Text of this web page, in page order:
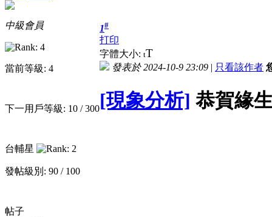
中級會員
當前等級: 4
下一用戶等級: 10 / 300
台輔星
發帖級別: 90 / 100
帖子
1#
打印
字體大小: tT
發表於 2024-10-9 23:09 | 只看該作者
[現象分析] 恭賀緣